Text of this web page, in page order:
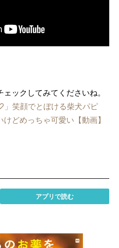
ックしてみてくださいね。
」笑顔でとぼける柴犬パピ
どめっちゃ可愛い【動画】
アプリで読む